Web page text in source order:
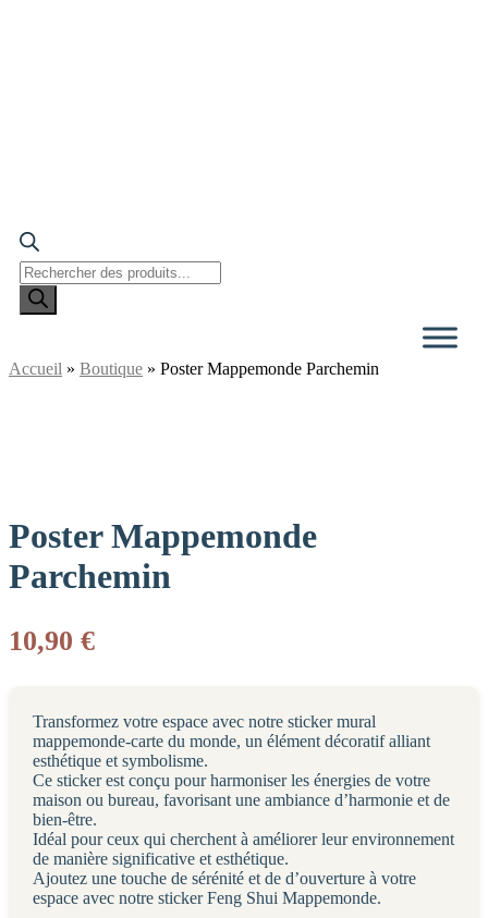
Recherche
de
Accueil » Boutique » Poster Mappemonde Parchemin
Poster Mappemonde
Parchemin
10,90 €
Transformez votre espace avec notre sticker mural
mappemonde-carte du monde, un élément décoratif alliant
esthétique et symbolisme.
Ce sticker est conçu pour harmoniser les énergies de votre
maison ou bureau, favorisant une ambiance d’harmonie et de
bien-être.
Idéal pour ceux qui cherchent à améliorer leur environnement
de manière significative et esthétique.
Ajoutez une touche de sérénité et de d’ouverture à votre
espace avec notre sticker Feng Shui Mappemonde.